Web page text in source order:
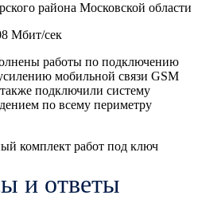
района Московской области
Мбит/сек
работы по подключению
мобильной связи GSM
подключили систему
по всему периметру
комплект работ под ключ
и ответы